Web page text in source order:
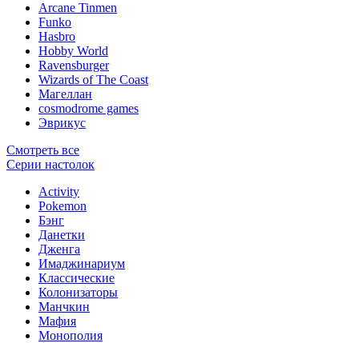
Arcane Tinmen
Funko
Hasbro
Hobby World
Ravensburger
Wizards of The Coast
Магеллан
сosmodrome games
Эврикус
Смотреть все
Серии настолок
Activity
Pokemon
Бэнг
Данетки
Дженга
Имаджинариум
Классические
Колонизаторы
Манчкин
Мафия
Монополия